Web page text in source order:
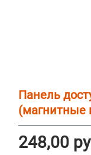
Панель
(магнитные
248,00